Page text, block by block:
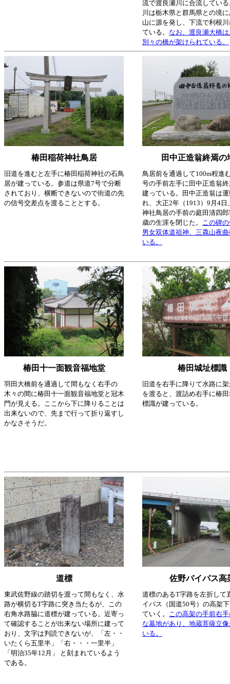
流で渡良瀬川に合流してい
川は栃木県と群馬県との境
山に源を発し、下流で利根
ている。 なお、渡良瀬大橋
別々の橋が架けられている。
椿田稲荷神社鳥居 田中正造翁終焉の
旧道を進むと左手に椿田稲荷神社の石鳥
居が建っている。参道は県道7号で分断
されており、横断できないので街道の先
の信号交差点を渡ることとする。
鳥居前を通過して100m程進
号の手前左手に田中正造翁
建っている。田中正造翁は
れ、大正2年（1913）9月4日
神社鳥居の手前の庭田清四
歳の生涯を閉じた。 この碑
男女双体道祖神、三毳山夜
いる。
椿田十一面観音福地堂 椿田城址標識
羽田大橋前を通過して間もなく右手の
木々の間に椿田十一面観音福地堂と冠木
門が見える。ここから下に降りることは
出来ないので、先まで行って折り返すし
かなさそうだ。
旧道を右手に降りて水路に
を渡ると、渡詰め右手に椿
標識が建っている。
道標 佐野バイパス高
東武佐野線の踏切を渡って間もなく、水
路が横切るT字路に突き当たるが、この
右角水路脇に道標が建っている。近寄っ
て確認することが出来ない場所に建って
おり、文字は判読できないが、「左・・
いたくら五里半」「右・・・一里半」
「明治35年12月」 と刻まれているよう
である。
道標のあるT字路を左折して
イパス（国道50号）の高架
ていく。 この高架の手前右
な墓地があり、地蔵菩薩立
いる。